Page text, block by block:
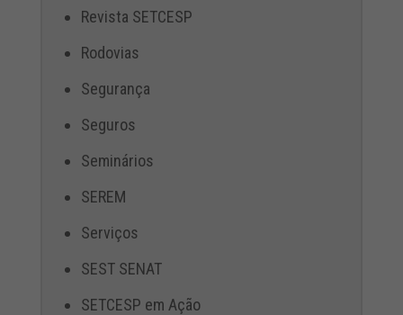
Revista SETCESP
Rodovias
Segurança
Seguros
Seminários
SEREM
Serviços
SEST SENAT
SETCESP em Ação